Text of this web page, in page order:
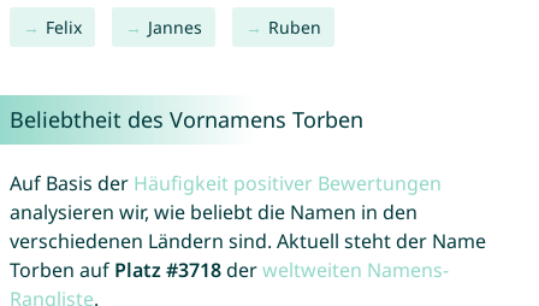
Felix Jannes Ruben
Beliebtheit des Vornamens Torben
Auf Basis der Häufigkeit positiver Bewertungen
analysieren wir, wie beliebt die Namen in den
verschiedenen Ländern sind. Aktuell steht der Name
Torben auf Platz #3718derweltweiten Namens-
Rangliste.